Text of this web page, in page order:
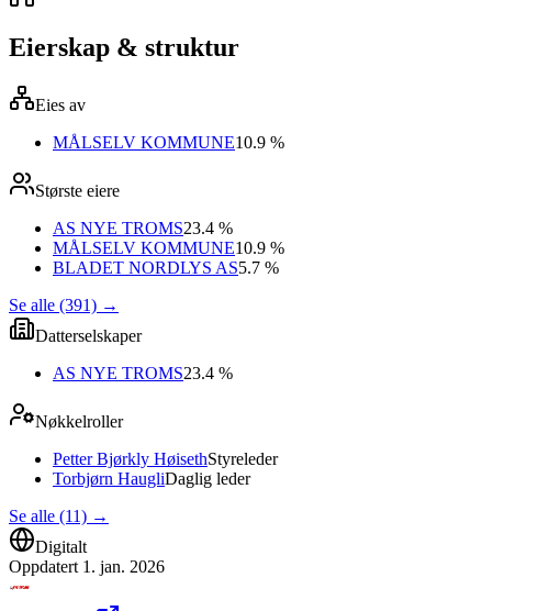
Eierskap & struktur
Eies av
MÅLSELV KOMMUNE10.9 %
Største eiere
AS NYE TROMS23.4 %
MÅLSELV KOMMUNE10.9 %
BLADET NORDLYS AS5.7 %
Se alle (391) →
Datterselskaper
AS NYE TROMS23.4 %
Nøkkelroller
Petter Bjørkly HøisethStyreleder
Torbjørn HaugliDaglig leder
Se alle (11) →
Digitalt
Oppdatert 1. jan. 2026